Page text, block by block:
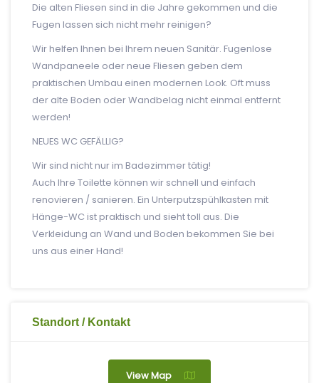
Die alten Fliesen sind in die Jahre gekommen und die
Fugen lassen sich nicht mehr reinigen?
Wir helfen Ihnen bei Ihrem neuen Sanitär. Fugenlose
Wandpaneele oder neue Fliesen geben dem
praktischen Umbau einen modernen Look. Oft muss
der alte Boden oder Wandbelag nicht einmal entfernt
werden!
NEUES WC GEFÄLLIG?
Wir sind nicht nur im Badezimmer tätig!
Auch Ihre Toilette können wir schnell und einfach
renovieren / sanieren. Ein Unterputzspühlkasten mit
Hänge-WC ist praktisch und sieht toll aus. Die
Verkleidung an Wand und Boden bekommen Sie bei
uns aus einer Hand!
Standort / Kontakt
View Map